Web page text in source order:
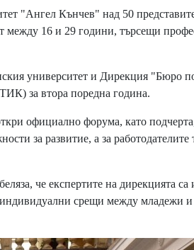
"Ангел Кънчев" над 50
между 16 и 29 години, търсещи
университет и Дирекция "Бюро
за втора поредна година.
официално форума, като
за развитие, а за работодателите
че експертите на дирекцията са
срещи между младежи и